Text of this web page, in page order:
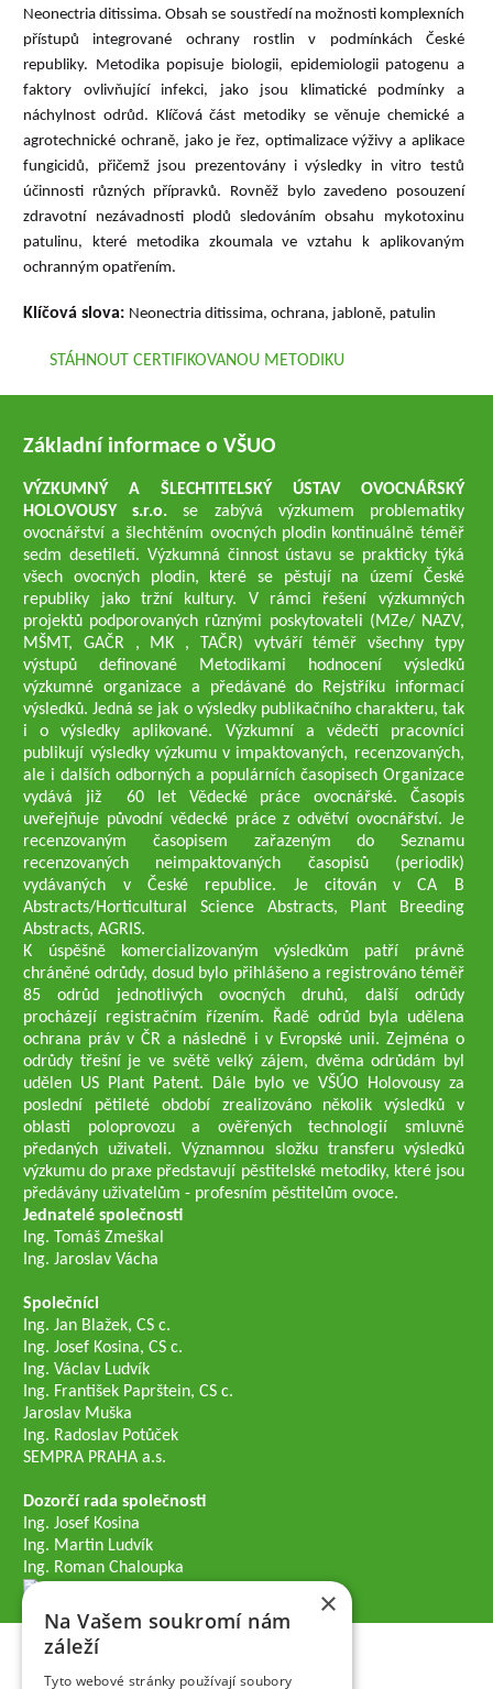
Neonectria ditissima. Obsah se soustředí na možnosti komplexních
přístupů integrované ochrany rostlin v podmínkách České
republiky. Metodika popisuje biologii, epidemiologii patogenu a
faktory ovlivňující infekci, jako jsou klimatické podmínky a
náchylnost odrůd. Klíčová část metodiky se věnuje chemické a
agrotechnické ochraně, jako je řez, optimalizace výživy a aplikace
fungicidů, přičemž jsou prezentovány i výsledky in vitro testů
účinnosti různých přípravků. Rovněž bylo zavedeno posouzení
zdravotní nezávadnosti plodů sledováním obsahu mykotoxinu
patulinu, které metodika zkoumala ve vztahu k aplikovaným
ochranným opatřením.
Klíčová slova: Neonectria ditissima, ochrana, jabloně, patulin
STÁHNOUT CERTIFIKOVANOU METODIKU
Základní informace o VŠUO
VÝZKUMNÝ A ŠLECHTITELSKÝ ÚSTAV OVOCNÁŘSKÝ
HOLOVOUSY s.r.o.se zabývá výzkumem problematiky
ovocnářství a šlechtěním ovocných plodin kontinuálně téměř
sedm desetiletí. Výzkumná činnost ústavu se prakticky týká
všech ovocných plodin, které se pěstují na území České
republiky jako tržní kultury. V rámci řešení výzkumných
projektů podporovaných různými poskytovateli (MZe/ NAZV,
MŠMT, GAČR , MK , TAČR) vytváří téměř všechny typy
výstupů definované Metodikami hodnocení výsledků
výzkumné organizace a předávané do Rejstříku informací
výsledků. Jedná se jak o výsledky publikačního charakteru, tak
i o výsledky aplikované. Výzkumní a vědečtí pracovníci
publikují výsledky výzkumu v impaktovaných, recenzovaných,
ale i dalších odborných a populárních časopisech Organizace
vydává již 60 let Vědecké práce ovocnářské. Časopis
uveřejňuje původní vědecké práce z odvětví ovocnářství. Je
recenzovaným časopisem zařazeným do Seznamu
recenzovaných neimpaktovaných časopisů (periodik)
vydávaných v České republice. Je citován v CA B
Abstracts/Horticultural Science Abstracts, Plant Breeding
Abstracts, AGRIS.
K úspěšně komercializovaným výsledkům patří právně
chráněné odrůdy, dosud bylo přihlášeno a registrováno téměř
85 odrůd jednotlivých ovocných druhů, další odrůdy
procházejí registračním řízením. Řadě odrůd byla udělena
ochrana práv v ČR a následně i v Evropské unii. Zejména o
odrůdy třešní je ve světě velký zájem, dvěma odrůdám byl
udělen US Plant Patent. Dále bylo ve VŠÚO Holovousy za
poslední pětileté období zrealizováno několik výsledků v
oblasti poloprovozu a ověřených technologií smluvně
předaných uživateli. Významnou složku transferu výsledků
výzkumu do praxe představují pěstitelské metodiky, které jsou
předávány uživatelům - profesním pěstitelům ovoce.
Jednatelé společnosti
Ing. Tomáš Zmeškal
Ing. Jaroslav Vácha
Společníci
Ing. Jan Blažek, CS c.
Ing. Josef Kosina, CS c.
Ing. Václav Ludvík
Ing. František Paprštein, CS c.
Jaroslav Muška
Ing. Radoslav Potůček
SEMPRA PRAHA a.s.
Dozorčí rada společnosti
Ing. Josef Kosina
Ing. Martin Ludvík
Ing. Roman Chaloupka
×
Na Vašem soukromí nám
záleží
Tyto webové stránky používají soubory